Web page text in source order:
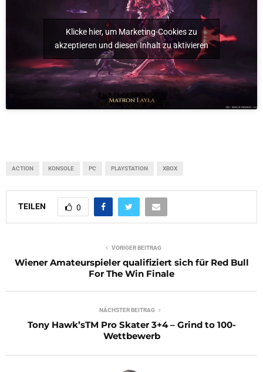
Klicke hier, um Marketing-Cookies zu
akzeptieren und diesen Inhalt zu aktivieren
ACTION KONSOLE PC PLAYSTATION XBOX
TEILEN 0
VORIGER BEITRAG
Wiener Amateurspieler qualifiziert sich für Red Bull
For The Win Finale
NÄCHSTER BEITRAG
Tony Hawk’sTM Pro Skater 3+4 – Grind to 100-
Wettbewerb